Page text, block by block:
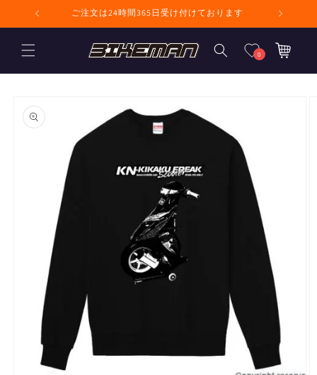
コンテンツに進ご注文は24時間365日受け付けております
0
カ
ー